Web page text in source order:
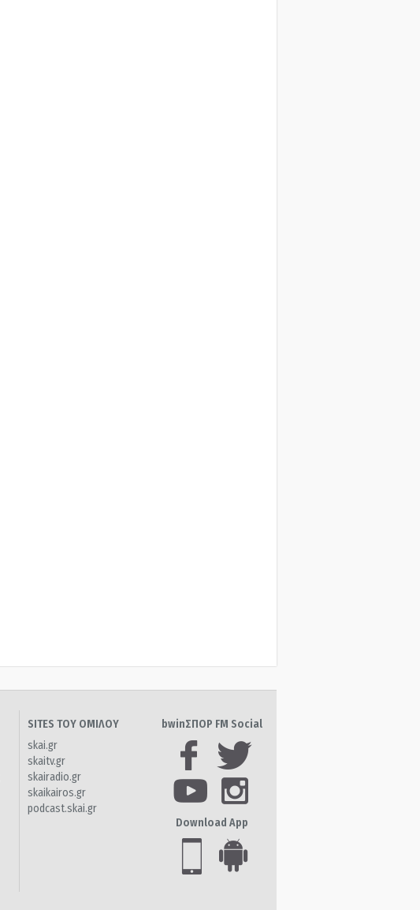
SITES ΤΟΥ ΟΜΙΛΟΥ
skai.gr
skaitv.gr
skairadio.gr
skaikairos.gr
podcast.skai.gr
bwinΣΠΟΡ FM Social
Download App